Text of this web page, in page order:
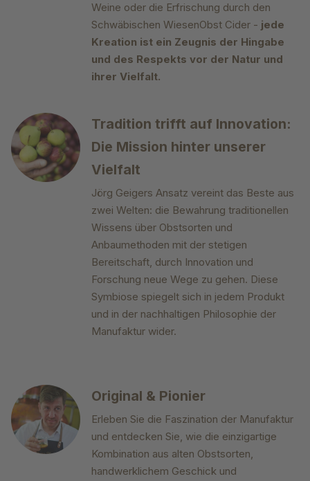
Weine oder die Erfrischung durch den
Schwäbischen WiesenObst Cider - jede
Kreation ist ein Zeugnis der Hingabe
und des Respekts vor der Natur und
ihrer Vielfalt.
Tradition trifft auf Innovation:
Die Mission hinter unserer
Vielfalt
Jörg Geigers Ansatz vereint das Beste aus
zwei Welten: die Bewahrung traditionellen
Wissens über Obstsorten und
Anbaumethoden mit der stetigen
Bereitschaft, durch Innovation und
Forschung neue Wege zu gehen. Diese
Symbiose spiegelt sich in jedem Produkt
und in der nachhaltigen Philosophie der
Manufaktur wider.
Original & Pionier
Erleben Sie die Faszination der Manufaktur
und entdecken Sie, wie die einzigartige
Kombination aus alten Obstsorten,
handwerklichem Geschick und